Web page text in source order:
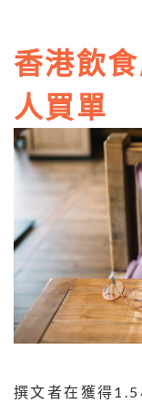
香港飲
人買單
撰文者在獲得